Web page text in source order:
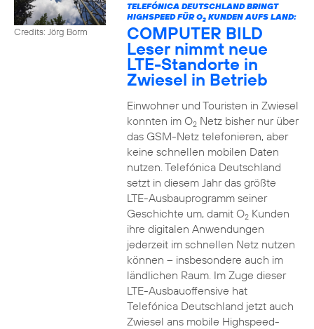
Credits: Jörg Borm
TELEFÓNICA DEUTSCHLAND BRINGT
HIGHSPEED FÜR O2KUNDEN AUFS LAND:
COMPUTER BILD
Leser nimmt neue
LTE-Standorte in
Zwiesel in Betrieb
Einwohner und Touristen in Zwiesel
konnten im O2Netz bisher nur über
das GSM-Netz telefonieren, aber
keine schnellen mobilen Daten
nutzen. Telefónica Deutschland
setzt in diesem Jahr das größte
LTE-Ausbauprogramm seiner
Geschichte um, damit O2Kunden
ihre digitalen Anwendungen
jederzeit im schnellen Netz nutzen
können – insbesondere auch im
ländlichen Raum. Im Zuge dieser
LTE-Ausbauoffensive hat
Telefónica Deutschland jetzt auch
Zwiesel ans mobile Highspeed-